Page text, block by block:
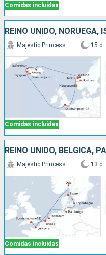
Comidas incluidas
REINO UNIDO, NORUEGA,
Comidas incluidas
Majestic Princess 15 d
Comidas incluidas
Majestic Princess 13 d